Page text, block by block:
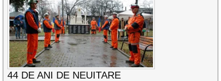
44 DE ANI DE NEUITARE